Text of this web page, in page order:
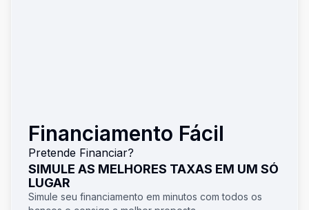
Financiamento Fácil
Pretende Financiar?
SIMULE AS MELHORES TAXAS EM UM SÓ
LUGAR
Simule seu financiamento em minutos com todos os